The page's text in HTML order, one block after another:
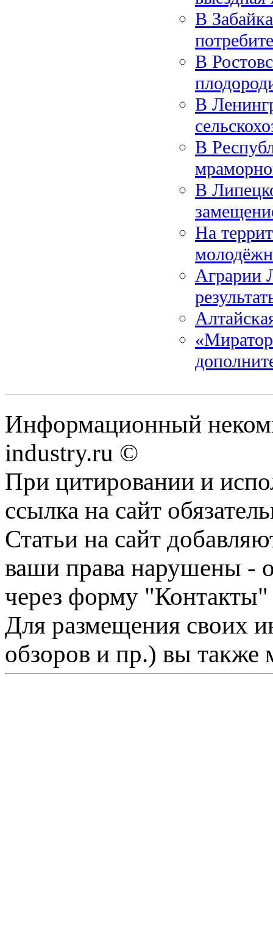
В
В
В
В
В
На
Аграрии
Информационный
industry.ru ©
При цитировании и
ссылка на сайт
Статьи на сайт
ваши права нарушены -
через форму "Контакты"
Для размещения своих
обзоров и пр.) вы также